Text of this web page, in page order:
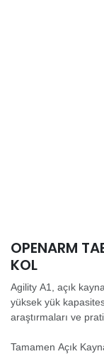
OPENARM
KOL
Agility A1, açık
yüksek yük
araştırmaları ve
Tamamen Açık